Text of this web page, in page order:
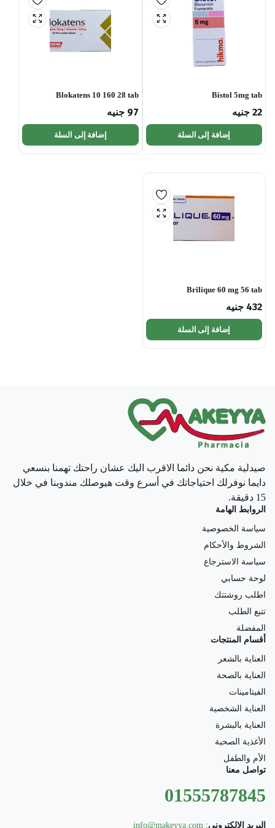
Bistol 5mg tab
22 جنيه
إضافة إلى السلة
Blokatens 10 160 28 tab
97 جنيه
إضافة إلى السلة
Brilique 60 mg 56 tab
432 جنيه
إضافة إلى السلة
صيدلية مكية نحن دائما الاقرب اليك عشان راحتك تهمنا بنسعي
دايما نوفرلك احتياجاتك في أسرع وقت هيوصلك مندوبنا في خلال
15 دقيقة.
الروابط الهامة
سياسة الخصوصية
الشروط والأحكام
سياسة الاسترجاع
لوحة حسابي
اطلب روشتتك
تتبع الطلب
المفضلة
أقسام المنتجات
العناية بالشعر
العناية بالصحة
الفيتامينات
العناية الشخصية
العناية بالبشرة
الأغذية الصحية
الأم والطفل
تواصل معنا
01555787845
البريد الالكتروني:
info@makeyya.com